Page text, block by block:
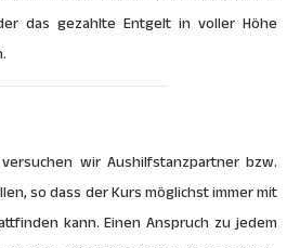
das gezahlte Entgelt in voller Höhe
wir Aushilfstanzpartner bzw.
so dass der Kurs möglichst immer mit
kann. Einen Anspruch zu jedem